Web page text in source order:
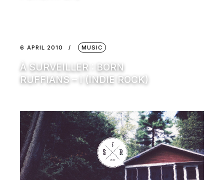
6 APRIL 2010 MUSIC
À SURVEILLER : BORN
RUFFIANS – I (INDIE ROCK)